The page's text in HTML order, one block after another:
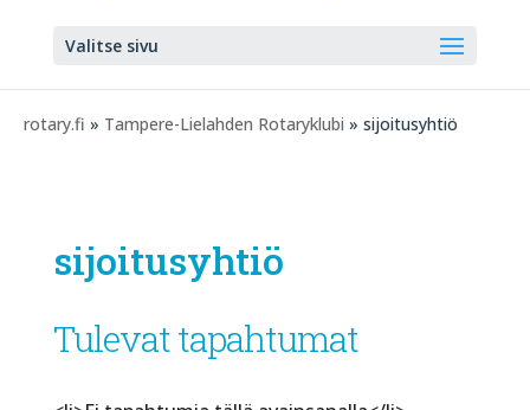
Valitse sivu
rotary.fi » Tampere-Lielahden Rotaryklubi » sijoitusyhtiö
sijoitusyhtiö
Tulevat tapahtumat